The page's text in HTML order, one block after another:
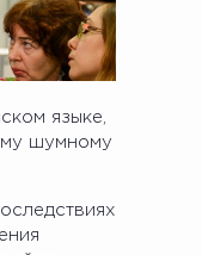
языке,
шумному